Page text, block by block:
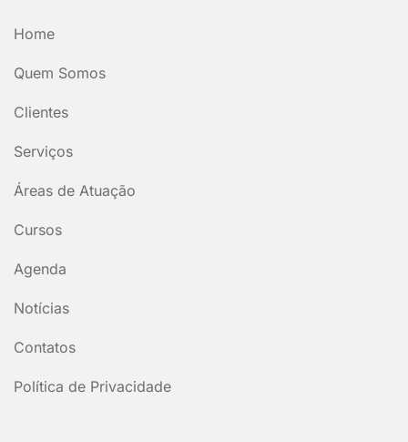
Home
Quem Somos
Clientes
Serviços
Áreas de Atuação
Cursos
Agenda
Notícias
Contatos
Política de Privacidade